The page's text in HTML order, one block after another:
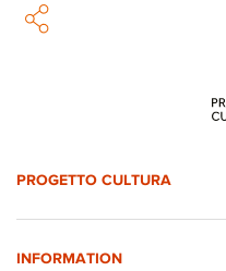
PROGETTO CULTURA
INFORMATION